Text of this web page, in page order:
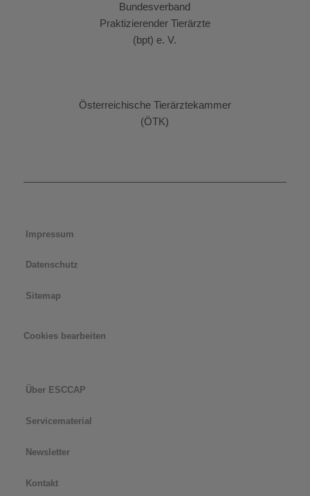
Bundesverband
Praktizierender Tierärzte
(bpt) e. V.
Österreichische Tierärztekammer
(ÖTK)
Impressum
Datenschutz
Sitemap
Cookies bearbeiten
Über ESCCAP
Servicematerial
Newsletter
Kontakt